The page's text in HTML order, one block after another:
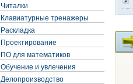
Читалки
Клавиатурные тренажеры
Раскладка
Проектирование
ПО для математиков
Обучение и увлечения
Делопроизводство